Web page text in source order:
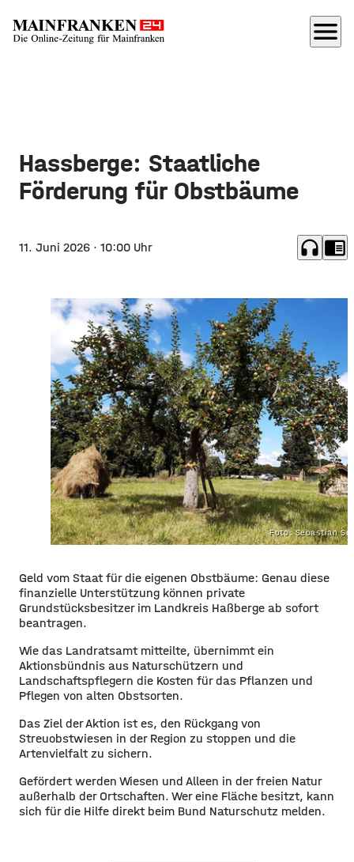
menu
Hassberge: Staatliche
Förderung für Obstbäume
11. Juni 2026 · 10:00 Uhr headphones chrome_reader_mode
Foto: Sebastian
Geld vom Staat für die eigenen Obstbäume: Genau diese
finanzielle Unterstützung können private
Grundstücksbesitzer im Landkreis Haßberge ab sofort
beantragen.
Wie das Landratsamt mitteilte, übernimmt ein
Aktionsbündnis aus Naturschützern und
Landschaftspflegern die Kosten für das Pflanzen und
Pflegen von alten Obstsorten.
Das Ziel der Aktion ist es, den Rückgang von
Streuobstwiesen in der Region zu stoppen und die
Artenvielfalt zu sichern.
Gefördert werden Wiesen und Alleen in der freien Natur
außerhalb der Ortschaften. Wer eine Fläche besitzt, kann
sich für die Hilfe direkt beim Bund Naturschutz melden.